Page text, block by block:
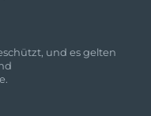
und es gelten